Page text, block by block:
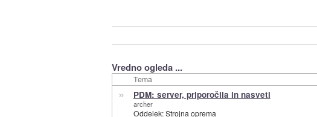
Vredno ogleda ...
Tema
» PDM: server, priporočila in nasveti
archer
Oddelek:Strojna oprema